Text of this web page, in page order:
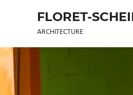
Skip
to
content
FLORET-
ARCHITECTURE